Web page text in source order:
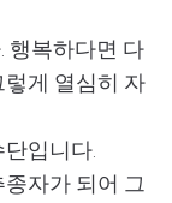
행복하다면 다
게 열심히 자
입니다.
자가 되어 그